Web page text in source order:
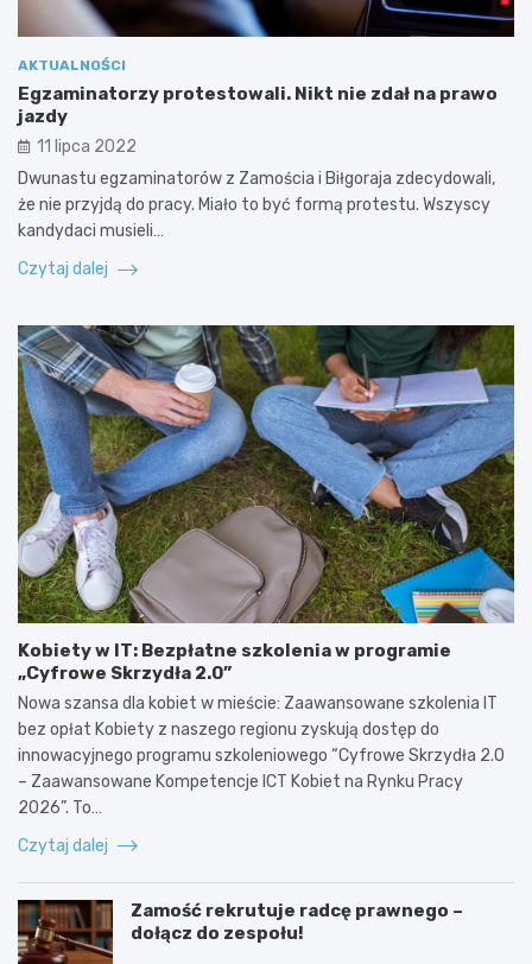
AKTUALNOŚCI
Egzaminatorzy protestowali. Nikt nie zdał na prawo
jazdy
11 lipca 2022
Dwunastu egzaminatorów z Zamościa i Biłgoraja zdecydowali,
że nie przyjdą do pracy. Miało to być formą protestu. Wszyscy
kandydaci musieli…
Czytaj dalej
Kobiety w IT: Bezpłatne szkolenia w programie
„Cyfrowe Skrzydła 2.0”
Nowa szansa dla kobiet w mieście: Zaawansowane szkolenia IT
bez opłat Kobiety z naszego regionu zyskują dostęp do
innowacyjnego programu szkoleniowego “Cyfrowe Skrzydła 2.0
– Zaawansowane Kompetencje ICT Kobiet na Rynku Pracy
2026”. To…
Czytaj dalej
Zamość rekrutuje radcę prawnego –
dołącz do zespołu!